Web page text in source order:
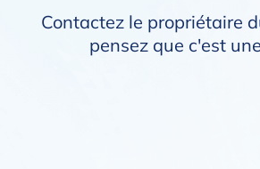
Contactez le propriétaire
pensez que c'est